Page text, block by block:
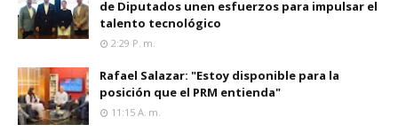
de Diputados unen esfuerzos para impulsar el
talento tecnológico
2:29 P. M.
Rafael Salazar: "Estoy disponible para la
posición que el PRM entienda"
11:15 A. M.